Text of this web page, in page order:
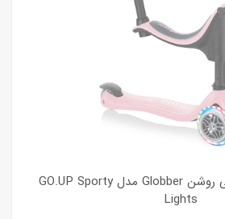
اسکوتر 3 کاره صورتی روشن Globber مدل GO.UP Sporty
Lights